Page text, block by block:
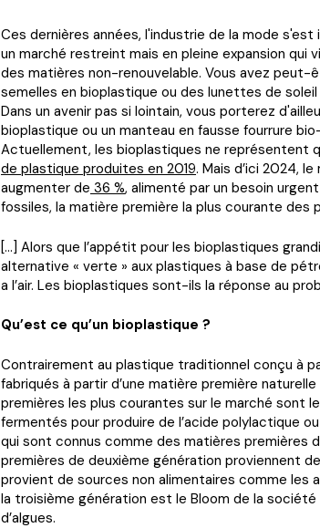
Ces dernières années, l'industrie de la mode
un marché restreint mais en pleine expansion qui
des matières non-renouvelable. Vous avez peut-
semelles en bioplastique ou des lunettes de
Dans un avenir pas si lointain, vous porterez
bioplastique ou un manteau en fausse fourrure
Actuellement, les bioplastiques ne représentent
de plastique produites en 2019. Mais d’ici 2024,
augmenter de 36 %, alimenté par un besoin
fossiles, la matière première la plus courante des
[…] Alors que l’appétit pour les bioplastiques
alternative « verte » aux plastiques à base de
a l’air. Les bioplastiques sont-ils la réponse au
Qu’est ce qu’un bioplastique ?
Contrairement au plastique traditionnel conçu à
fabriqués à partir d’une matière première
premières les plus courantes sur le marché sont
fermentés pour produire de l’acide polylactique
qui sont connus comme des matières premières
premières de deuxième génération proviennent
provient de sources non alimentaires comme les
la troisième génération est le Bloom de la société
d’algues.